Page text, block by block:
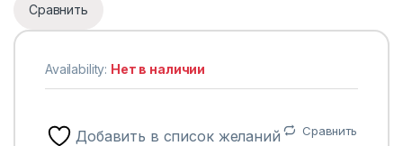
Сравнить
Availability: Нет в наличии
Добавить в список желаний Сравнить